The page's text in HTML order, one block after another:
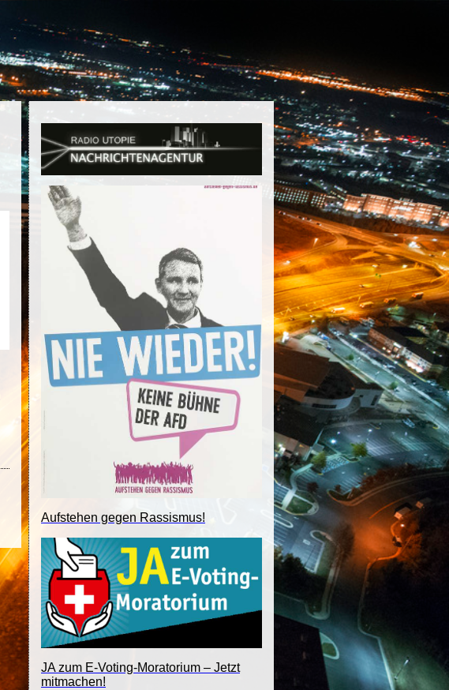
Aufstehen gegen Rassismus!
JA zum E-Voting-Moratorium – Jetzt
mitmachen!